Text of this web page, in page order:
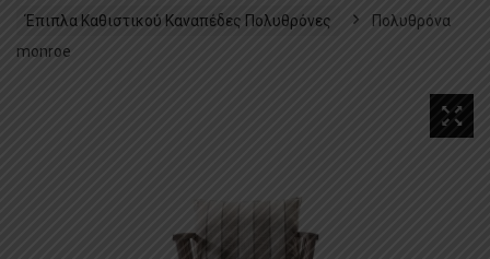
Έπιπλα Καθιστικού Καναπέδες Πολυθρόνες
Πολυθρόνα
monroe